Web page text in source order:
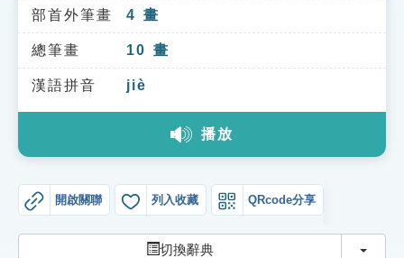
知識索引
單字索引
生命大百科索引
部首外筆畫 4 畫
總筆畫 10 畫
漢語拼音 jiè
播放
開啟關聯 列入收藏 QRcode分享
切換辭典 切換